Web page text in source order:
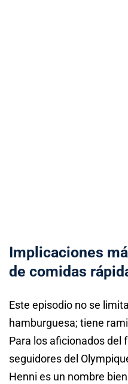
Implicaciones
de comidas
Este episodio no se
hamburguesa; tiene
Para los aficionados del
seguidores del
Henni es un nombre